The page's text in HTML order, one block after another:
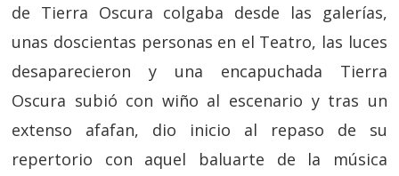
de Tierra Oscura colgaba desde las galerías,
unas doscientas personas en el Teatro, las luces
desaparecieron y una encapuchada Tierra
Oscura subió con wiño al escenario y tras un
extenso afafan, dio inicio al repaso de su
repertorio con aquel baluarte de la música